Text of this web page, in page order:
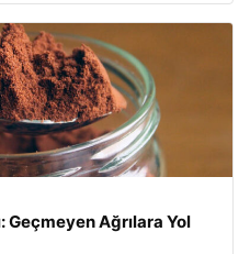
Geçmeyen Ağrılara Yol